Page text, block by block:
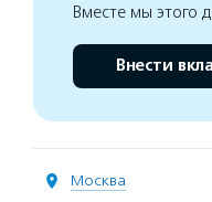
Вместе мы этого
Внести
Москва